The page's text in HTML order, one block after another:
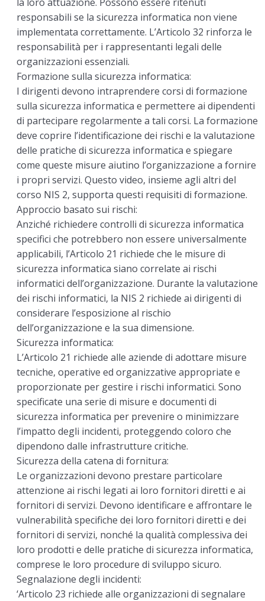
responsabili se la sicurezza informatica non viene
implementata correttamente. L’Articolo 32 rinforza le
responsabilità per i rappresentanti legali delle
organizzazioni essenziali.
Formazione sulla sicurezza informatica:
I dirigenti devono intraprendere corsi di formazione
sulla sicurezza informatica e permettere ai dipendenti
di partecipare regolarmente a tali corsi. La formazione
deve coprire l’identificazione dei rischi e la valutazione
delle pratiche di sicurezza informatica e spiegare
come queste misure aiutino l’organizzazione a fornire
i propri servizi. Questo video, insieme agli altri del
corso NIS 2, supporta questi requisiti di formazione.
Approccio basato sui rischi:
Anziché richiedere controlli di sicurezza informatica
specifici che potrebbero non essere universalmente
applicabili, l’Articolo 21 richiede che le misure di
sicurezza informatica siano correlate ai rischi
informatici dell’organizzazione. Durante la valutazione
dei rischi informatici, la NIS 2 richiede ai dirigenti di
considerare l’esposizione al rischio
dell’organizzazione e la sua dimensione.
Sicurezza informatica:
L’Articolo 21 richiede alle aziende di adottare misure
tecniche, operative ed organizzative appropriate e
proporzionate per gestire i rischi informatici. Sono
specificate una serie di misure e documenti di
sicurezza informatica per prevenire o minimizzare
l’impatto degli incidenti, proteggendo coloro che
dipendono dalle infrastrutture critiche.
Sicurezza della catena di fornitura:
Le organizzazioni devono prestare particolare
attenzione ai rischi legati ai loro fornitori diretti e ai
fornitori di servizi. Devono identificare e affrontare le
vulnerabilità specifiche dei loro fornitori diretti e dei
fornitori di servizi, nonché la qualità complessiva dei
loro prodotti e delle pratiche di sicurezza informatica,
comprese le loro procedure di sviluppo sicuro.
Segnalazione degli incidenti:
‘Articolo 23 richiede alle organizzazioni di segnalare